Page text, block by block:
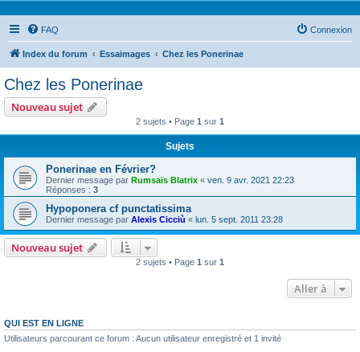
FAQ Connexion
Index du forum Essaimages Chez les Ponerinae
Chez les Ponerinae
Nouveau sujet
2 sujets • Page 1 sur 1
Sujets
Ponerinae en Février?
Dernier message par Rumsaïs Blatrix « ven. 9 avr. 2021 22:23
Réponses : 3
Hypoponera cf punctatissima
Dernier message par Alexis Cicciù « lun. 5 sept. 2011 23:28
Nouveau sujet
2 sujets • Page 1 sur 1
Aller à
QUI EST EN LIGNE
Utilisateurs parcourant ce forum : Aucun utilisateur enregistré et 1 invité